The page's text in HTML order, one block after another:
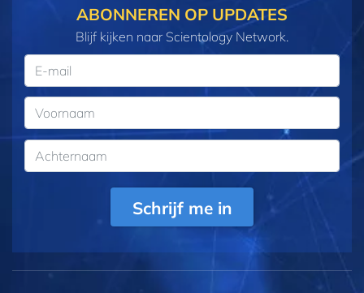
ABONNEREN OP UPDATES
Blijf kijken naar Scientology Network.
Schrijf me in